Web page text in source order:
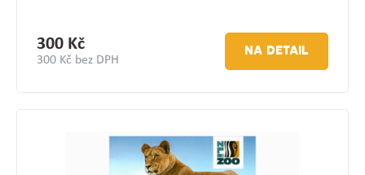
300 Kč
300 Kč bez DPH
NA DETAIL